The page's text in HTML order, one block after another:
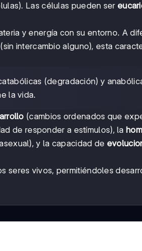
Las células pueden ser
y energía con su entorno. A
intercambio alguno), esta
(degradación) y
la vida.
(cambios ordenados que
de responder a estímulos), la
y la capacidad de
seres vivos, permitiéndoles